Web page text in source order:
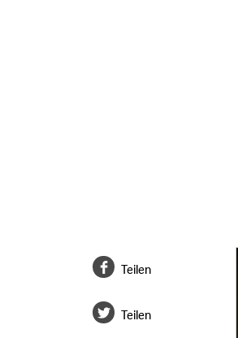
Teilen
Teilen